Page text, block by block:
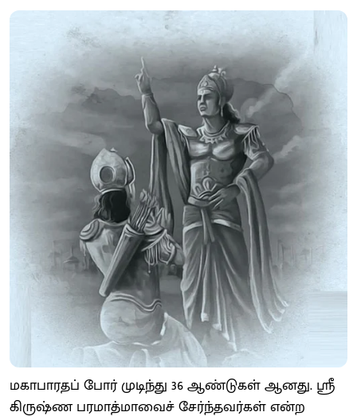
மகாபாரதப் போர் முடிந்து 36 ஆண்டுகள் ஆனது. ஸ்ரீ
கிருஷ்ண பரமாத்மாவைச் சேர்ந்தவர்கள் என்ற